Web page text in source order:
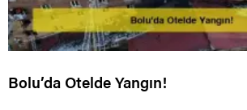
Bolu’da Otelde Yangın!